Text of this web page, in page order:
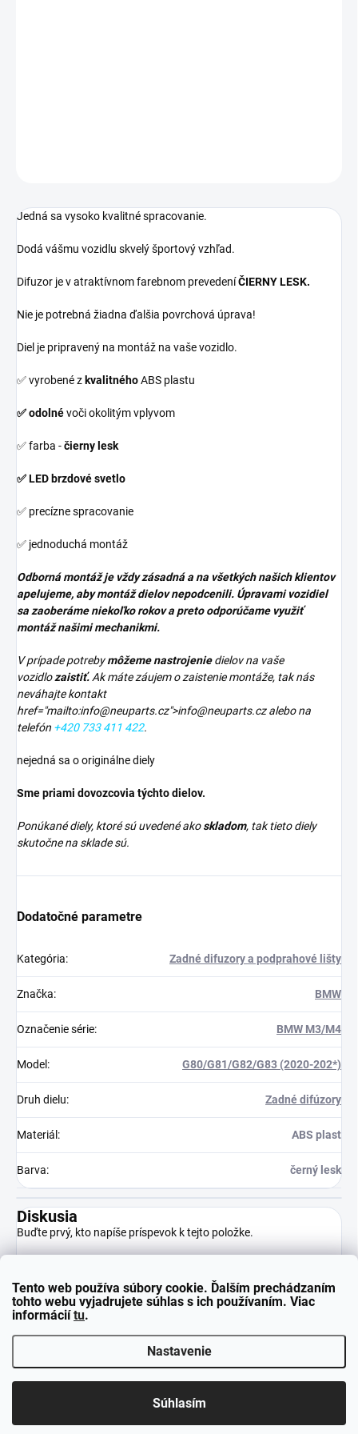
Tento web používa súbory cookie. Ďalším prechádzaním
tohto webu vyjadrujete súhlas s ich používaním. Viac
informáciítu.
Nastavenie
Súhlasím
Jedná sa vysoko kvalitné spracovanie.
Dodá vášmu vozidlu skvelý športový vzhľad.
Difuzor je v atraktívnom farebnom prevedeníČIERNY LESK.
Nie je potrebná žiadna ďalšia povrchová úprava!
Diel je pripravený na montáž na vaše vozidlo.
✅ vyrobené z kvalitnéhoABS plastu
✅ odolnévoči okolitým vplyvom
✅ farba -čierny lesk
✅ LED brzdové svetlo
✅ precízne spracovanie
✅ jednoduchá montáž
Odborná montáž je vždy zásadná a na všetkých našich klientov
apelujeme, aby montáž dielov nepodcenili. Úpravami vozidiel
sa zaoberáme niekoľko rokov a preto odporúčame využiť
montáž našimi mechanikmi.
V prípade potrebymôžeme nastrojeniedielov na vaše
vozidlozaistiť.Ak máte záujem o zaistenie montáže, tak nás
neváhajte kontakt
href="mailto:info@neuparts.cz">info@neuparts.cz alebo na
telefón +420 733 411 422.
nejedná sa o originálne diely
Sme priami dovozcovia týchto dielov.
Ponúkané diely, ktoré sú uvedené akoskladom, tak tieto diely
skutočne na sklade sú.
Dodatočné parametre
Kategória: Zadné difuzory a podprahové lišty
Značka: BMW
Označenie série: BMW M3/M4
Model : G80/G81/G82/G83 (2020-202*)
Druh dielu: Zadné difúzory
Materiál : ABS plast
Barva: černý lesk
Diskusia
Buďte prvý, kto napíše príspevok k tejto položke.
Pridať komentár
neuparts.sk . Všetky práva vyhradené.